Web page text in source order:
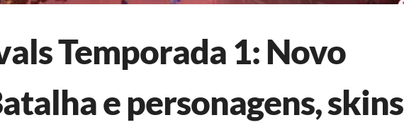
Temporada 1: Novo
e personagens, skins